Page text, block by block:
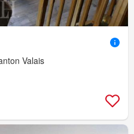
Valais